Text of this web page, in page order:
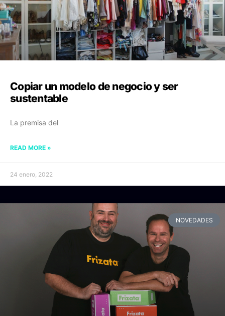
Copiar un modelo de negocio y ser
sustentable
La premisa del
READ MORE »
24 enero, 2022
NOVEDADES